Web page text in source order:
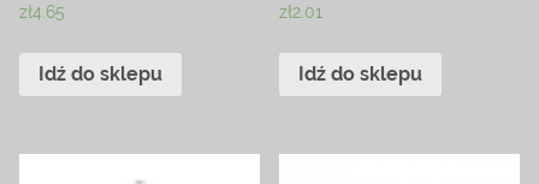
zł4.65
Idź do sklepu
zł2.01
Idź do sklepu